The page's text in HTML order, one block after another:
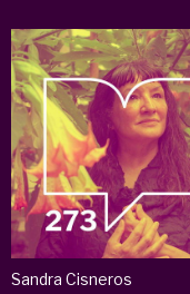
Sandra Cisneros